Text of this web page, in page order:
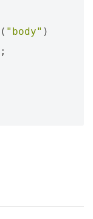
( "body" )
;